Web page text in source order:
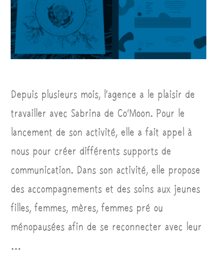
Depuis plusieurs mois, l’agence a le plaisir de
travailler avec Sabrina de Co’Moon. Pour le
lancement de son activité, elle a fait appel à
nous pour créer différents supports de
communication. Dans son activité, elle propose
des accompagnements et des soins aux jeunes
filles, femmes, mères, femmes pré ou
ménopausées afin de se reconnecter avec leur
…